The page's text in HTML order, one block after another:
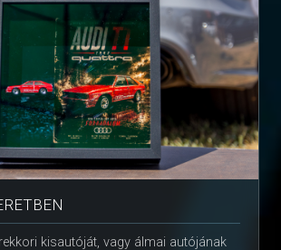
kisautóját, vagy álmai autójának